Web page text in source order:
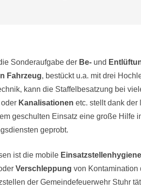
Sonderaufgabe der Be- und
Fahrzeug, bestückt u.a. mit drei
kann die Staffelbesatzung bei
oder Kanalisationen etc. stellt dank der
geschulten Einsatz eine große Hilfe
geprobt.
ist die mobile Einsatzstellenhygiene
Verschleppung von Kontamination
der Gemeindefeuerwehr Stuhr